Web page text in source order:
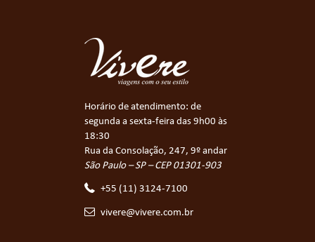
Horário de atendimento: de
segunda a sexta-feira das 9h00 às
18:30
Rua da Consolação, 247, 9º andar
São Paulo – SP – CEP 01301-903
+55 (11) 3124-7100
vivere@vivere.com.br